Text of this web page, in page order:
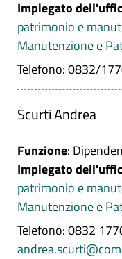
Impiegato
patrimonio e
Manutenzione e
Telefono: 0832/
Scurti Andrea
Funzione:
Impiegato
patrimonio e
Manutenzione e
Telefono: 0832